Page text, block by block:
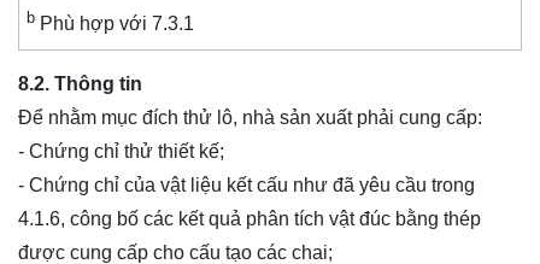
b Phù hợp với 7.3.1
8.2. Thông tin
Để nhằm mục đích thử lô, nhà sản xuất phải cung cấp:
- Chứng chỉ thử thiết kế;
- Chứng chỉ của vật liệu kết cấu như đã yêu cầu trong
4.1.6, công bố các kết quả phân tích vật đúc bằng thép
được cung cấp cho cấu tạo các chai;